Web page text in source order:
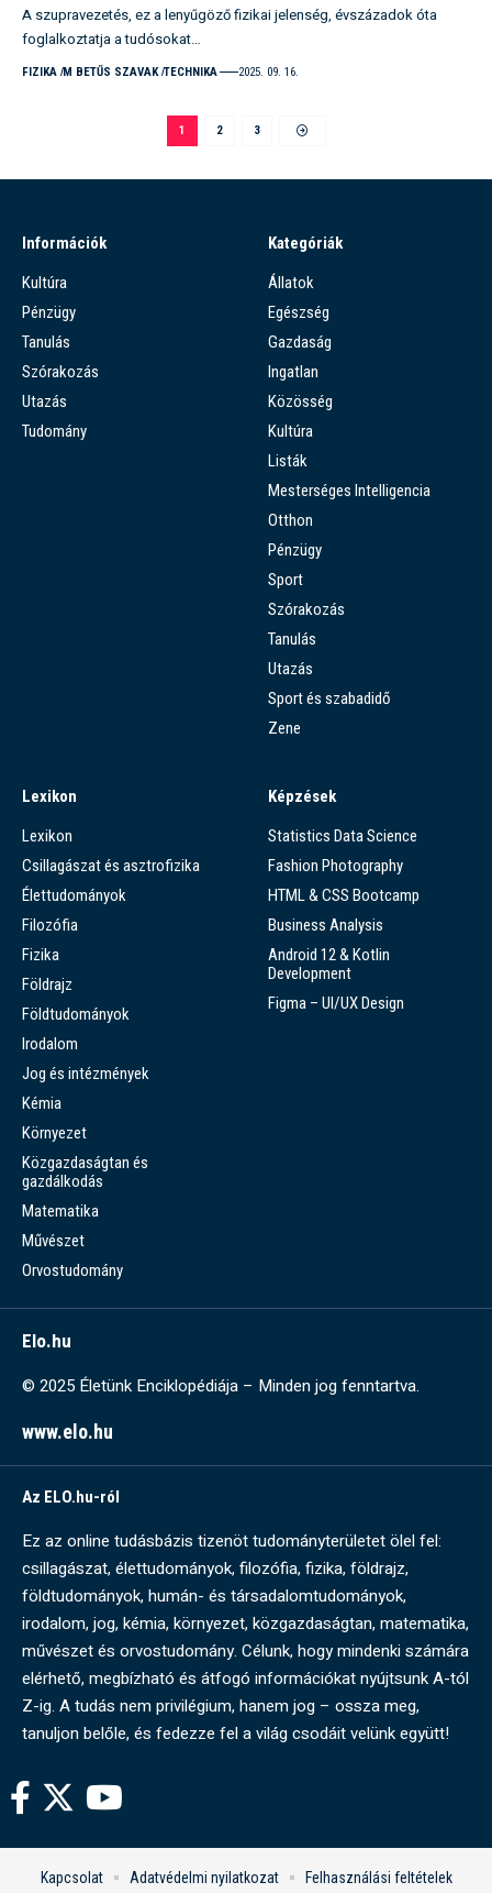
A szupravezetés, ez a lenyűgöző fizikai jelenség, évszázadok óta
foglalkoztatja a tudósokat…
FIZIKA M BETŰS SZAVAK TECHNIKA 2025. 09. 16.
1 2 3
Információk
Kultúra
Pénzügy
Tanulás
Szórakozás
Utazás
Tudomány
Kategóriák
Állatok
Egészség
Gazdaság
Ingatlan
Közösség
Kultúra
Listák
Mesterséges Intelligencia
Otthon
Pénzügy
Sport
Szórakozás
Tanulás
Utazás
Sport és szabadidő
Zene
Lexikon
Lexikon
Csillagászat és asztrofizika
Élettudományok
Filozófia
Fizika
Földrajz
Földtudományok
Irodalom
Jog és intézmények
Kémia
Környezet
Közgazdaságtan és
gazdálkodás
Matematika
Művészet
Orvostudomány
Képzések
Statistics Data Science
Fashion Photography
HTML & CSS Bootcamp
Business Analysis
Android 12 & Kotlin
Development
Figma – UI/UX Design
Elo.hu
© 2025 Életünk Enciklopédiája – Minden jog fenntartva.
www.elo.hu
Az ELO.hu-ról
Ez az online tudásbázis tizenöt tudományterületet ölel fel:
csillagászat, élettudományok, filozófia, fizika, földrajz,
földtudományok, humán- és társadalomtudományok,
irodalom, jog, kémia, környezet, közgazdaságtan, matematika,
művészet és orvostudomány. Célunk, hogy mindenki számára
elérhető, megbízható és átfogó információkat nyújtsunk A-tól
Z-ig. A tudás nem privilégium, hanem jog – ossza meg,
tanuljon belőle, és fedezze fel a világ csodáit velünk együtt!
Kapcsolat Adatvédelmi nyilatkozat Felhasználási feltételek